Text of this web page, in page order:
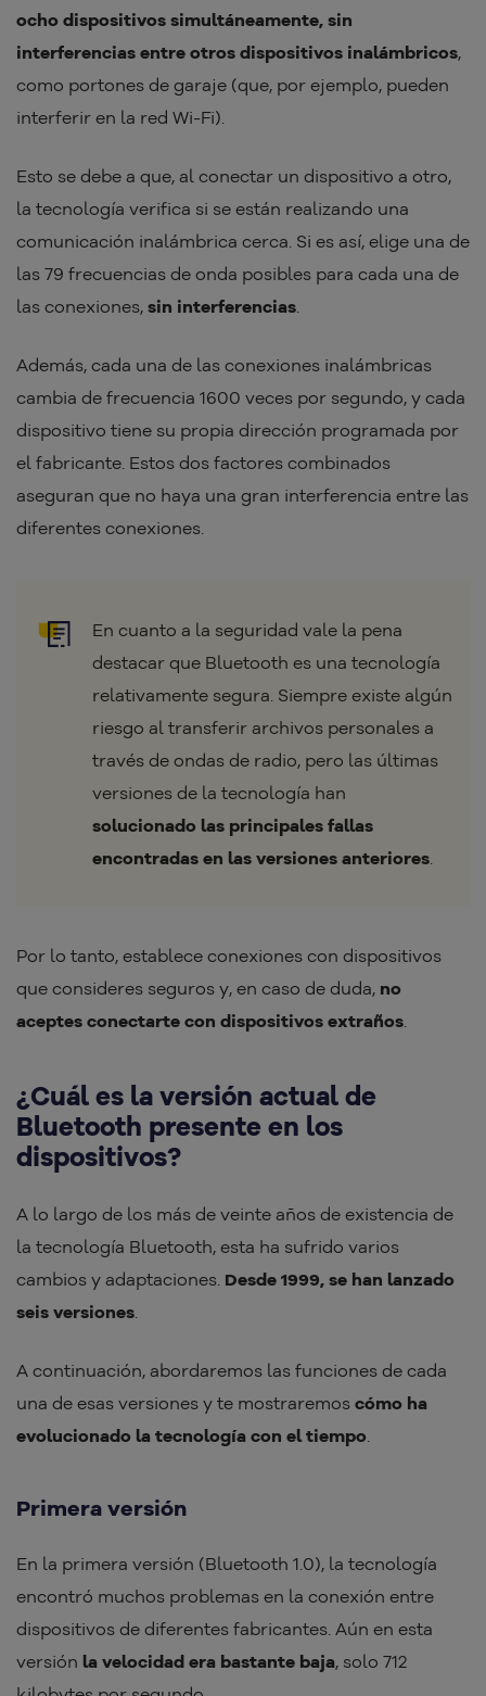
ocho dispositivos simultáneamente, sin
interferencias entre otros dispositivos inalámbricos,
como portones de garaje (que, por ejemplo, pueden
interferir en la red Wi-Fi).
Esto se debe a que, al conectar un dispositivo a otro,
la tecnología verifica si se están realizando una
comunicación inalámbrica cerca. Si es así, elige una de
las 79 frecuencias de onda posibles para cada una de
las conexiones, sin interferencias.
Además, cada una de las conexiones inalámbricas
cambia de frecuencia 1600 veces por segundo, y cada
dispositivo tiene su propia dirección programada por
el fabricante. Estos dos factores combinados
aseguran que no haya una gran interferencia entre las
diferentes conexiones.
En cuanto a la seguridad vale la pena
destacar que Bluetooth es una tecnología
relativamente segura. Siempre existe algún
riesgo al transferir archivos personales a
través de ondas de radio, pero las últimas
versiones de la tecnología han
solucionado las principales fallas
encontradas en las versiones anteriores.
Por lo tanto, establece conexiones con dispositivos
que consideres seguros y, en caso de duda, no
aceptes conectarte con dispositivos extraños.
¿Cuál es la versión actual de
Bluetooth presente en los
dispositivos?
A lo largo de los más de veinte años de existencia de
la tecnología Bluetooth, esta ha sufrido varios
cambios y adaptaciones. Desde 1999, se han lanzado
seis versiones.
A continuación, abordaremos las funciones de cada
una de esas versiones y te mostraremos cómo ha
evolucionado la tecnología con el tiempo.
Primera versión
En la primera versión (Bluetooth 1.0), la tecnología
encontró muchos problemas en la conexión entre
dispositivos de diferentes fabricantes. Aún en esta
versión la velocidad era bastante baja, solo 712